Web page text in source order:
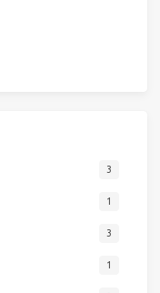
3
1
3
1